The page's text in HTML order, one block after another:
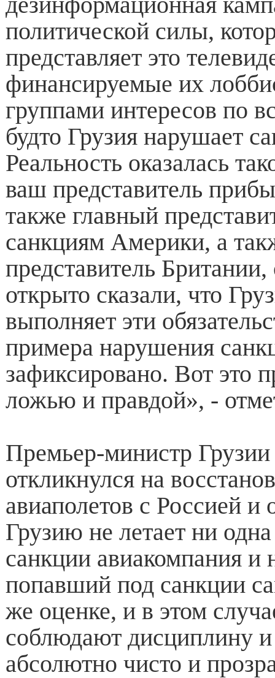
политической силы,
представляет это
финансируемые их
группами интересов по
будто Грузия нарушает
Реальность оказалась
ваш представитель
также главный
санкциям Америки, а
представитель
открыто сказали, что
выполняет эти
примера нарушения
зафиксировано. Вот это
ложью и правдой», -
Премьер-министр
откликнулся на
авиаполетов с Россией и
Грузию не летает ни
санкции авиакомпания и
попавший под санкции
же оценке, и в этом
соблюдают дисциплину
абсолютно чисто и